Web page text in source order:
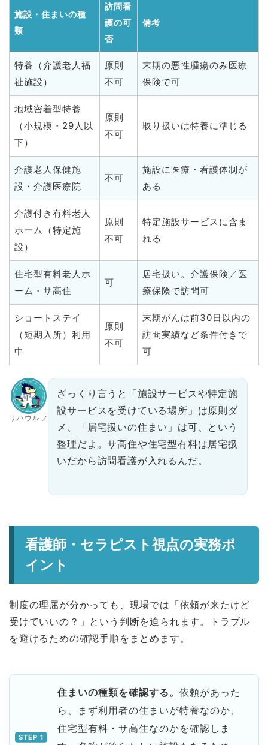
施設・住まいの種
類
訪問看
護の可
否
備考
特養（介護老人福
祉施設）
原則
不可
末期の悪性腫瘍のみ医療
保険で可
地域密着型特養
（小規模・29人以
下）
原則
不可
取り扱いは特養に準じる
介護老人保健施
設・介護医療院
不可
施設に医療・看護体制が
ある
介護付き有料老人
ホーム（特定施
設）
原則
不可
特定施設サービスに含ま
れる
住宅型有料老人ホ
ーム・サ高住
可
居宅扱い。介護保険／医
療保険で訪問可
ショートステイ
（短期入所）利用
中
原則
不可
末期がんは前30日以内の
訪問実績など条件付きで
可
リハウルフ
ざっくり言うと「施設サービスや特定施
設サービスを受けている場所」は原則ダ
メ、「居宅扱いの住まい」は可、という
整理だよ。サ高住や住宅型有料は居宅扱
いだから訪問看護が入れるんだ。
看護師・セラピスト視点の実務ポ
イント
制度の理屈が分かっても、現場では「依頼が来たけど
受けていいの？」という判断を迫られます。トラブル
を避けるための確認手順をまとめます。
住まいの種類を確認する。 依頼があった
ら、まず利用者の住まいが特養なのか、
住宅型有料・サ高住なのかを確認しま